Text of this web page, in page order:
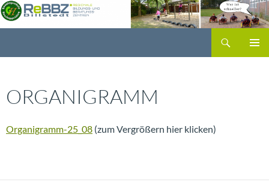
Zum
Inhalt
ORGANIGRAMM
Organigramm-25_08 (zum Vergrößern hier klicken)